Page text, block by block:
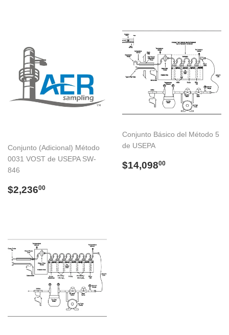
Conjunto (Adicional) Método
0031 VOST de USEPA SW-
846
Precio
$2,23600
Conjunto Básico del Método 5
de USEPA
Precio
$14,09800